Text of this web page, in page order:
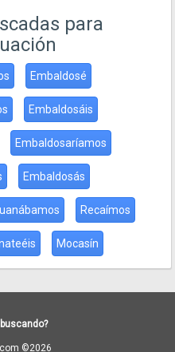
para
Embaldosé
Embaldosáis
Embaldosaríamos
Embaldosás
Recaímos
Mocasín
©2026